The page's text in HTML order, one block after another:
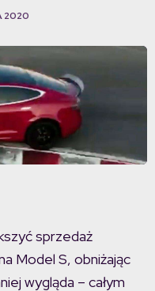
2020
Model S tesla obniżka cen 2020
sprzedaż
Model S, obniżając
wygląda – całym